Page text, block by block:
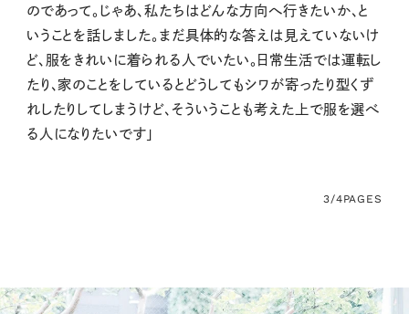
のであって。じゃあ、私たちはどんな方向へ行きたいか、と
いうことを話しました。まだ具体的な答えは見えていないけ
ど、服をきれいに着られる人でいたい。日常生活では運転し
たり、家のことをしているとどうしてもシワが寄ったり型くず
れしたりしてしまうけど、そういうことも考えた上で服を選べ
る人になりたいです」
3/4PAGES